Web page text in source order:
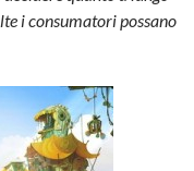
i consumatori possano